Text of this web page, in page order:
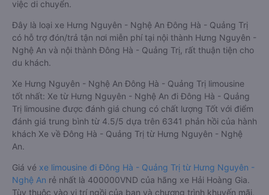
biệt giữa khoang lái và khoang hành khách. Khoảng cách
giữa các ghế ngồi rất thoải mái, không nhồi nhét. Luôn đáp
ứng được nhu cầu về sang trọng, thoải mái và tiện nghi trong
việc di chuyển.
Đây là loại xe Hưng Nguyên - Nghệ An Đông Hà - Quảng Trị
có hỗ trợ đón/trả tận nơi miễn phí tại nội thành Hưng Nguyên -
Nghệ An và nội thành Đông Hà - Quảng Trị, rất thuận tiện cho
du khách.
Xe Hưng Nguyên - Nghệ An Đông Hà - Quảng Trị limousine
tốt nhất: Xe từ Hưng Nguyên - Nghệ An đi Đông Hà - Quảng
Trị limousine được đánh giá chung có chất lượng Tốt với điểm
đánh giá trung bình từ 4.5/5 dựa trên 6341 phản hồi của hành
khách Xe về Đông Hà - Quảng Trị từ Hưng Nguyên - Nghệ
An.